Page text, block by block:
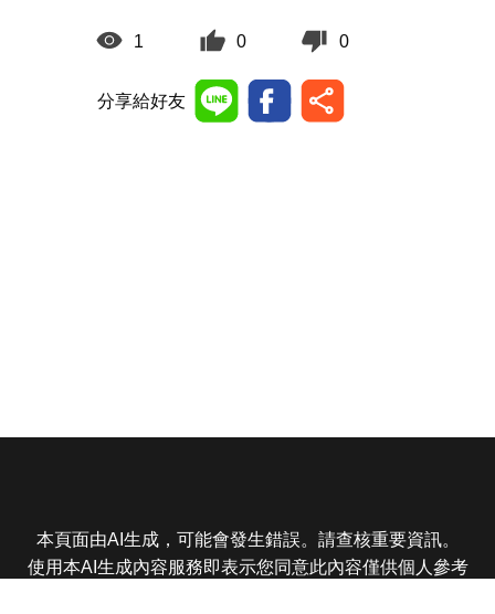
1 0 0
分享給好友
本頁面由AI生成，可能會發生錯誤。請查核重要資訊。
使用本AI生成內容服務即表示您同意此內容僅供個人參考